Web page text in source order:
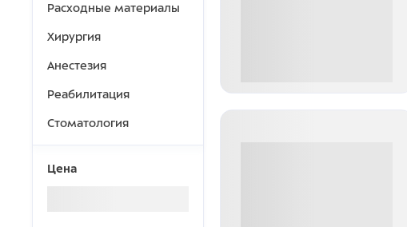
Расходные материалы
Хирургия
Анестезия
Реабилитация
Стоматология
Цена